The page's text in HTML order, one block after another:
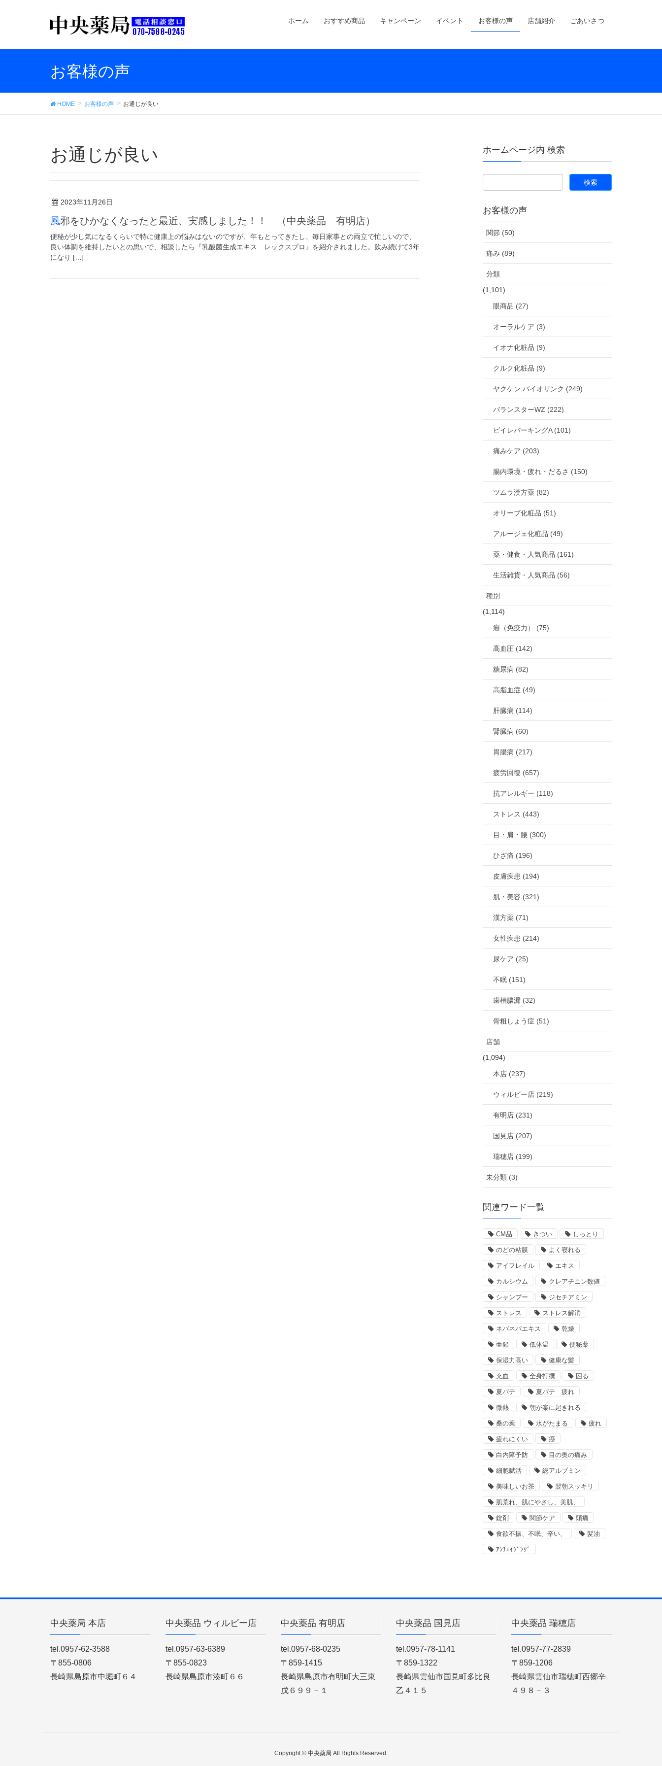
ホーム おすすめ商品 キャンペーン イベント お客様の声 店舗紹介 ごあいさつ
お客様の声
HOME お客様の声 お通じが良い
お通じが良い
2023年11月26日
風邪をひかなくなったと最近、実感しました！！ （中央薬品 有明店）
便秘が少し気になるくらいで特に健康上の悩みはないのですが、年もとってきたし、毎日家事との両立で忙しいので、
良い体調を維持したいとの思いで、相談したら『乳酸菌生成エキス レックスプロ』を紹介されました。飲み続けて3年
になり […]
ホームページ内 検索
お客様の声
関節 (50)
痛み (89)
分類
(1,101)
眼商品 (27)
オーラルケア (3)
イオナ化粧品 (9)
クルク化粧品 (9)
ヤクケン バイオリンク (249)
バランスターWZ (222)
ビイレバーキングA (101)
痛みケア (203)
腸内環境・疲れ・だるさ (150)
ツムラ漢方薬 (82)
オリーブ化粧品 (51)
アルージェ化粧品 (49)
薬・健食・人気商品 (161)
生活雑貨・人気商品 (56)
種別
(1,114)
癌（免疫力） (75)
高血圧 (142)
糖尿病 (82)
高脂血症 (49)
肝臓病 (114)
腎臓病 (60)
胃腸病 (217)
疲労回復 (657)
抗アレルギー (118)
ストレス (443)
目・肩・腰 (300)
ひざ痛 (196)
皮膚疾患 (194)
肌・美容 (321)
漢方薬 (71)
女性疾患 (214)
尿ケア (25)
不眠 (151)
歯槽膿漏 (32)
骨粗しょう症 (51)
店舗
(1,094)
本店 (237)
ウィルビー店 (219)
有明店 (231)
国見店 (207)
瑞穂店 (199)
未分類 (3)
関連ワード一覧
CM品 きつい しっとり
のどの粘膜 よく寝れる
アイフレイル エキス
カルシウム クレアチニン数値
シャンプー ジセチアミン
ストレス ストレス解消
ネバネバエキス 乾燥
亜鉛 低体温 便秘薬
保湿力高い 健康な髪
充血 全身打撲 困る
夏バテ 夏バテ 疲れ
微熱 朝が楽に起きれる
桑の葉 水がたまる 疲れ
疲れにくい 癌
白内障予防 目の奥の痛み
細胞賦活 総アルブミン
美味しいお茶 翌朝スッキリ
肌荒れ、肌にやさし、美肌、
錠剤 関節ケア 頭痛
食欲不振、不眠、辛い、 髪油
ｱﾝﾁｴｲｼﾞﾝｸﾞ
中央薬局 本店
tel.0957-62-3588
〒855-0806
長崎県島原市中堀町６４
中央薬品 ウィルビー店
tel.0957-63-6389
〒855-0823
長崎県島原市湊町６６
中央薬品 有明店
tel.0957-68-0235
〒859-1415
長崎県島原市有明町大三東
戊６９９－１
中央薬品 国見店
tel.0957-78-1141
〒859-1322
長崎県雲仙市国見町多比良
乙４１５
中央薬品 瑞穂店
tel.0957-77-2839
〒859-1206
長崎県雲仙市瑞穂町西郷辛
４９８－３
Copyright © 中央薬局 All Rights Reserved.